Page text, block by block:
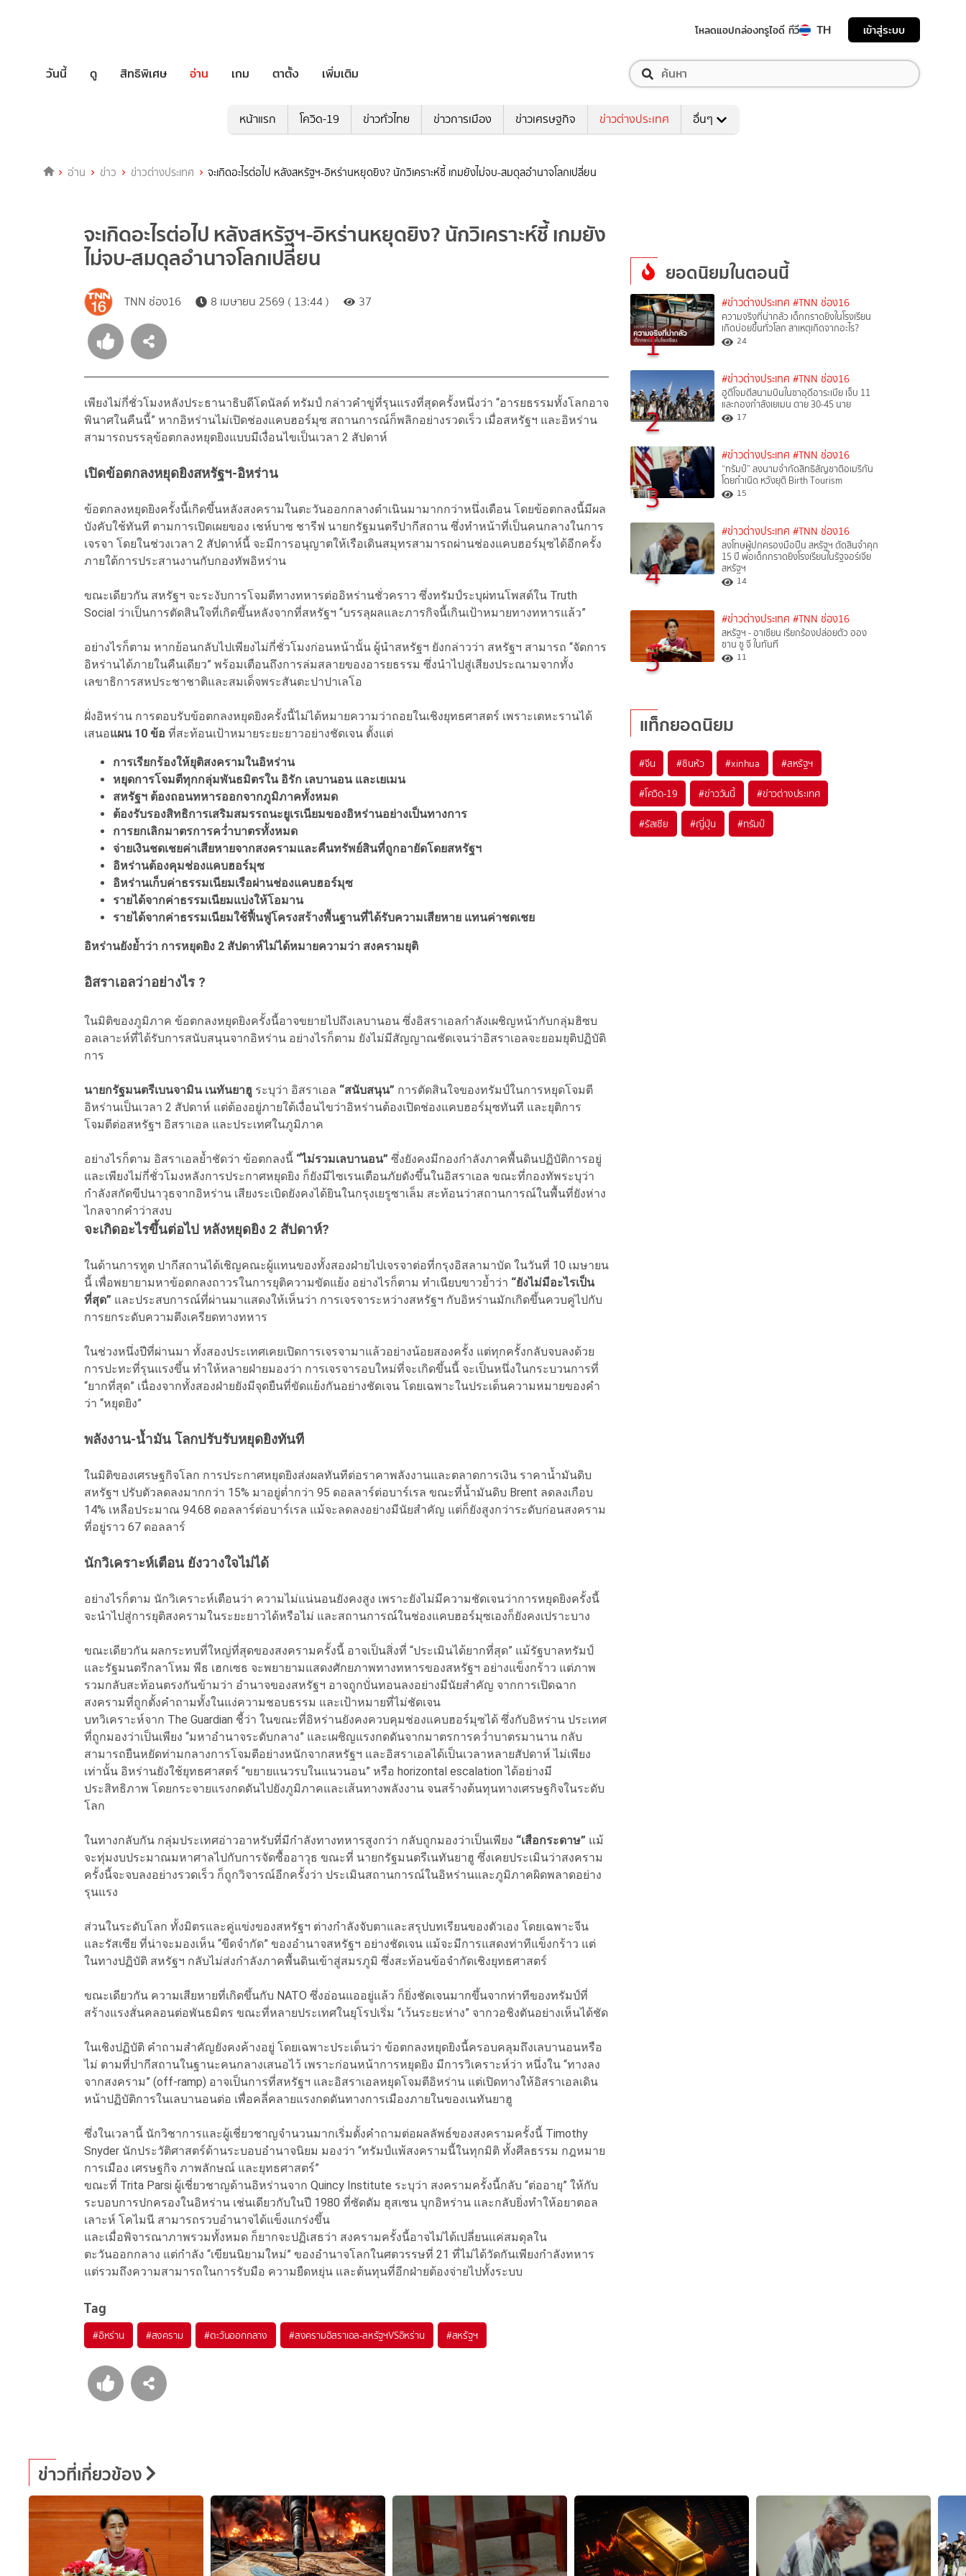
โหลดแอปกล่องทรูไอดี ทีวี TH เข้าสู่ระบบ
วันนี้ ดู สิทธิพิเศษ อ่าน เกม ตาตั้ง เพิ่มเติม
หน้าแรก โควิด-19 ข่าวทั่วไทย ข่าวการเมือง ข่าวเศรษฐกิจ ข่าวต่างประเทศ อื่นๆ
อ่าน ข่าว ข่าวต่างประเทศ จะเกิดอะไรต่อไป หลังสหรัฐฯ-อิหร่านหยุดยิง? นักวิเคราะห์ชี้ เกมยังไม่จบ-สมดุลอำนาจโลกเปลี่ยน
จะเกิดอะไรต่อไป หลังสหรัฐฯ-อิหร่านหยุดยิง? นักวิเคราะห์ชี้ เกมยัง
ไม่จบ-สมดุลอำนาจโลกเปลี่ยน
TNN ช่อง16 8 เมษายน 2569 ( 13:44 ) 37
เพียงไม่กี่ชั่วโมงหลังประธานาธิบดีโดนัลด์ ทรัมป์ กล่าวคำขู่ที่รุนแรงที่สุดครั้งหนึ่งว่า “อารยธรรมทั้งโลกอาจ
พินาศในคืนนี้” หากอิหร่านไม่เปิดช่องแคบฮอร์มุซ สถานการณ์ก็พลิกอย่างรวดเร็ว เมื่อสหรัฐฯ และอิหร่าน
สามารถบรรลุข้อตกลงหยุดยิงแบบมีเงื่อนไขเป็นเวลา 2 สัปดาห์
เปิดข้อตกลงหยุดยิงสหรัฐฯ-อิหร่าน
ข้อตกลงหยุดยิงครั้งนี้เกิดขึ้นหลังสงครามในตะวันออกกลางดำเนินมามากกว่าหนึ่งเดือน โดยข้อตกลงนี้มีผล
บังคับใช้ทันที ตามการเปิดเผยของ เชห์บาซ ชารีฟ นายกรัฐมนตรีปากีสถาน ซึ่งทำหน้าที่เป็นคนกลางในการ
เจรจา โดยในช่วงเวลา 2 สัปดาห์นี้ จะมีการอนุญาตให้เรือเดินสมุทรสามารถผ่านช่องแคบฮอร์มุซได้อีกครั้ง
ภายใต้การประสานงานกับกองทัพอิหร่าน
ขณะเดียวกัน สหรัฐฯ จะระงับการโจมตีทางทหารต่ออิหร่านชั่วคราว ซึ่งทรัมป์ระบุผ่ทนโพสต์ใน Truth
Social ว่าเป็นการตัดสินใจที่เกิดขึ้นหลังจากที่สหรัฐฯ “บรรลุผลและภารกิจนี้เกินเป้าหมายทางทหารแล้ว”
อย่างไรก็ตาม หากย้อนกลับไปเพียงไม่กี่ชั่วโมงก่อนหน้านั้น ผู้นำสหรัฐฯ ยังกล่าวว่า สหรัฐฯ สามารถ “จัดการ
อิหร่านได้ภายในคืนเดียว” พร้อมเตือนถึงการล่มสลายของอารยธรรม ซึ่งนำไปสู่เสียงประณามจากทั้ง
เลขาธิการสหประชาชาติและสมเด็จพระสันตะปาปาเลโอ
ฝั่งอิหร่าน การตอบรับข้อตกลงหยุดยิงครั้งนี้ไม่ได้หมายความว่าถอยในเชิงยุทธศาสตร์ เพราะเตหะรานได้
เสนอแผน 10 ข้อ ที่สะท้อนเป้าหมายระยะยาวอย่างชัดเจน ตั้งแต่
การเรียกร้องให้ยุติสงครามในอิหร่าน
หยุดการโจมตีทุกกลุ่มพันธมิตรใน อิรัก เลบานอน และเยเมน
สหรัฐฯ ต้องถอนทหารออกจากภูมิภาคทั้งหมด
ต้องรับรองสิทธิการเสริมสมรรถนะยูเรเนียมของอิหร่านอย่างเป็นทางการ
การยกเลิกมาตรการคว่ำบาตรทั้งหมด
จ่ายเงินชดเชยค่าเสียหายจากสงครามและคืนทรัพย์สินที่ถูกอายัดโดยสหรัฐฯ
อิหร่านต้องคุมช่องแคบฮอร์มุซ
อิหร่านเก็บค่าธรรมเนียมเรือผ่านช่องแคบฮอร์มุซ
รายได้จากค่าธรรมเนียมแบ่งให้โอมาน
รายได้จากค่าธรรมเนียมใช้ฟื้นฟูโครงสร้างพื้นฐานที่ได้รับความเสียหาย แทนค่าชดเชย
อิหร่านยังย้ำว่า การหยุดยิง 2 สัปดาห์ไม่ได้หมายความว่า สงครามยุติ
อิสราเอลว่าอย่างไร ?
ในมิติของภูมิภาค ข้อตกลงหยุดยิงครั้งนี้อาจขยายไปถึงเลบานอน ซึ่งอิสราเอลกำลังเผชิญหน้ากับกลุ่มฮิซบ
อลเลาะห์ที่ได้รับการสนับสนุนจากอิหร่าน อย่างไรก็ตาม ยังไม่มีสัญญาณชัดเจนว่าอิสราเอลจะยอมยุติปฏิบัติ
การ
นายกรัฐมนตรีเบนจามิน เนทันยาฮู ระบุว่า อิสราเอล “สนับสนุน” การตัดสินใจของทรัมป์ในการหยุดโจมตี
อิหร่านเป็นเวลา 2 สัปดาห์ แต่ต้องอยู่ภายใต้เงื่อนไขว่าอิหร่านต้องเปิดช่องแคบฮอร์มุซทันที และยุติการ
โจมตีต่อสหรัฐฯ อิสราเอล และประเทศในภูมิภาค
อย่างไรก็ตาม อิสราเอลย้ำชัดว่า ข้อตกลงนี้ “ไม่รวมเลบานอน” ซึ่งยังคงมีกองกำลังภาคพื้นดินปฏิบัติการอยู่
และเพียงไม่กี่ชั่วโมงหลังการประกาศหยุดยิง ก็ยังมีไซเรนเตือนภัยดังขึ้นในอิสราเอล ขณะที่กองทัพระบุว่า
กำลังสกัดขีปนาวุธจากอิหร่าน เสียงระเบิดยังคงได้ยินในกรุงเยรูซาเล็ม สะท้อนว่าสถานการณ์ในพื้นที่ยังห่าง
ไกลจากคำว่าสงบ
จะเกิดอะไรขึ้นต่อไป หลังหยุดยิง 2 สัปดาห์?
ในด้านการทูต ปากีสถานได้เชิญคณะผู้แทนของทั้งสองฝ่ายไปเจรจาต่อที่กรุงอิสลามาบัด ในวันที่ 10 เมษายน
นี้ เพื่อพยายามหาข้อตกลงถาวรในการยุติความขัดแย้ง อย่างไรก็ตาม ทำเนียบขาวย้ำว่า “ยังไม่มีอะไรเป็น
ที่สุด” และประสบการณ์ที่ผ่านมาแสดงให้เห็นว่า การเจรจาระหว่างสหรัฐฯ กับอิหร่านมักเกิดขึ้นควบคู่ไปกับ
การยกระดับความตึงเครียดทางทหาร
ในช่วงหนึ่งปีที่ผ่านมา ทั้งสองประเทศเคยเปิดการเจรจามาแล้วอย่างน้อยสองครั้ง แต่ทุกครั้งกลับจบลงด้วย
การปะทะที่รุนแรงขึ้น ทำให้หลายฝ่ายมองว่า การเจรจารอบใหม่ที่จะเกิดขึ้นนี้ จะเป็นหนึ่งในกระบวนการที่
“ยากที่สุด” เนื่องจากทั้งสองฝ่ายยังมีจุดยืนที่ขัดแย้งกันอย่างชัดเจน โดยเฉพาะในประเด็นความหมายของคำ
ว่า “หยุดยิง”
พลังงาน-น้ำมัน โลกปรับรับหยุดยิงทันที
ในมิติของเศรษฐกิจโลก การประกาศหยุดยิงส่งผลทันทีต่อราคาพลังงานและตลาดการเงิน ราคาน้ำมันดิบ
สหรัฐฯ ปรับตัวลดลงมากกว่า 15% มาอยู่ต่ำกว่า 95 ดอลลาร์ต่อบาร์เรล ขณะที่น้ำมันดิบ Brent ลดลงเกือบ
14% เหลือประมาณ 94.68 ดอลลาร์ต่อบาร์เรล แม้จะลดลงอย่างมีนัยสำคัญ แต่ก็ยังสูงกว่าระดับก่อนสงคราม
ที่อยู่ราว 67 ดอลลาร์
นักวิเคราะห์เตือน ยังวางใจไม่ได้
อย่างไรก็ตาม นักวิเคราะห์เตือนว่า ความไม่แน่นอนยังคงสูง เพราะยังไม่มีความชัดเจนว่าการหยุดยิงครั้งนี้
จะนำไปสู่การยุติสงครามในระยะยาวได้หรือไม่ และสถานการณ์ในช่องแคบฮอร์มุซเองก็ยังคงเปราะบาง
ขณะเดียวกัน ผลกระทบที่ใหญ่ที่สุดของสงครามครั้งนี้ อาจเป็นสิ่งที่ “ประเมินได้ยากที่สุด” แม้รัฐบาลทรัมป์
และรัฐมนตรีกลาโหม พีธ เฮกเซธ จะพยายามแสดงศักยภาพทางทหารของสหรัฐฯ อย่างแข็งกร้าว แต่ภาพ
รวมกลับสะท้อนตรงกันข้ามว่า อำนาจของสหรัฐฯ อาจถูกบั่นทอนลงอย่างมีนัยสำคัญ จากการเปิดฉาก
สงครามที่ถูกตั้งคำถามทั้งในแง่ความชอบธรรม และเป้าหมายที่ไม่ชัดเจน
บทวิเคราะห์จาก The Guardian ชี้ว่า ในขณะที่อิหร่านยังคงควบคุมช่องแคบฮอร์มุซได้ ซึ่งกับอิหร่าน ประเทศ
ที่ถูกมองว่าเป็นเพียง “มหาอำนาจระดับกลาง” และเผชิญแรงกดดันจากมาตรการคว่ำบาตรมานาน กลับ
สามารถยืนหยัดท่ามกลางการโจมตีอย่างหนักจากสหรัฐฯ และอิสราเอลได้เป็นเวลาหลายสัปดาห์ ไม่เพียง
เท่านั้น อิหร่านยังใช้ยุทธศาสตร์ “ขยายแนวรบในแนวนอน” หรือ horizontal escalation ได้อย่างมี
ประสิทธิภาพ โดยกระจายแรงกดดันไปยังภูมิภาคและเส้นทางพลังงาน จนสร้างต้นทุนทางเศรษฐกิจในระดับ
โลก
ในทางกลับกัน กลุ่มประเทศอ่าวอาหรับที่มีกำลังทางทหารสูงกว่า กลับถูกมองว่าเป็นเพียง “เสือกระดาษ” แม้
จะทุ่มงบประมาณมหาศาลไปกับการจัดซื้ออาวุธ ขณะที่ นายกรัฐมนตรีเนทันยาฮู ซึ่งเคยประเมินว่าสงคราม
ครั้งนี้จะจบลงอย่างรวดเร็ว ก็ถูกวิจารณ์อีกครั้งว่า ประเมินสถานการณ์ในอิหร่านและภูมิภาคผิดพลาดอย่าง
รุนแรง
ส่วนในระดับโลก ทั้งมิตรและคู่แข่งของสหรัฐฯ ต่างกำลังจับตาและสรุปบทเรียนของตัวเอง โดยเฉพาะจีน
และรัสเซีย ที่น่าจะมองเห็น “ขีดจำกัด” ของอำนาจสหรัฐฯ อย่างชัดเจน แม้จะมีการแสดงท่าทีแข็งกร้าว แต่
ในทางปฏิบัติ สหรัฐฯ กลับไม่ส่งกำลังภาคพื้นดินเข้าสู่สมรภูมิ ซึ่งสะท้อนข้อจำกัดเชิงยุทธศาสตร์
ขณะเดียวกัน ความเสียหายที่เกิดขึ้นกับ NATO ซึ่งอ่อนแออยู่แล้ว ก็ยิ่งชัดเจนมากขึ้นจากท่าทีของทรัมป์ที่
สร้างแรงสั่นคลอนต่อพันธมิตร ขณะที่หลายประเทศในยุโรปเริ่ม “เว้นระยะห่าง” จากวอชิงตันอย่างเห็นได้ชัด
ในเชิงปฏิบัติ คำถามสำคัญยังคงค้างอยู่ โดยเฉพาะประเด็นว่า ข้อตกลงหยุดยิงนี้ครอบคลุมถึงเลบานอนหรือ
ไม่ ตามที่ปากีสถานในฐานะคนกลางเสนอไว้ เพราะก่อนหน้าการหยุดยิง มีการวิเคราะห์ว่า หนึ่งใน “ทางลง
จากสงคราม” (off-ramp) อาจเป็นการที่สหรัฐฯ และอิสราเอลหยุดโจมตีอิหร่าน แต่เปิดทางให้อิสราเอลเดิน
หน้าปฏิบัติการในเลบานอนต่อ เพื่อคลี่คลายแรงกดดันทางการเมืองภายในของเนทันยาฮู
ซึ่งในเวลานี้ นักวิชาการและผู้เชี่ยวชาญจำนวนมากเริ่มตั้งคำถามต่อผลลัพธ์ของสงครามครั้งนี้ Timothy
Snyder นักประวัติศาสตร์ด้านระบอบอำนาจนิยม มองว่า “ทรัมป์แพ้สงครามนี้ในทุกมิติ ทั้งศีลธรรม กฎหมาย
การเมือง เศรษฐกิจ ภาพลักษณ์ และยุทธศาสตร์”
ขณะที่ Trita Parsi ผู้เชี่ยวชาญด้านอิหร่านจาก Quincy Institute ระบุว่า สงครามครั้งนี้กลับ “ต่ออายุ” ให้กับ
ระบอบการปกครองในอิหร่าน เช่นเดียวกับในปี 1980 ที่ซัดดัม ฮุสเซน บุกอิหร่าน และกลับยิ่งทำให้อยาตอล
เลาะห์ โคไมนี สามารถรวบอำนาจได้แข็งแกร่งขึ้น
และเมื่อพิจารณาภาพรวมทั้งหมด ก็ยากจะปฏิเสธว่า สงครามครั้งนี้อาจไม่ได้เปลี่ยนแค่สมดุลใน
ตะวันออกกลาง แต่กำลัง “เขียนนิยามใหม่” ของอำนาจโลกในศตวรรษที่ 21 ที่ไม่ได้วัดกันเพียงกำลังทหาร
แต่รวมถึงความสามารถในการรับมือ ความยืดหยุ่น และต้นทุนที่อีกฝ่ายต้องจ่ายไปทั้งระบบ
Tag
#อิหร่าน #สงคราม #ตะวันออกกลาง #สงครามอิสราเอล-สหรัฐฯVSอิหร่าน #สหรัฐฯ
ยอดนิยมในตอนนี้
1
#ข่าวต่างประเทศ #TNN ช่อง16
ความจริงที่น่ากลัว เด็กกราดยิงในโรงเรียน
เกิดบ่อยขึ้นทั่วโลก สาเหตุเกิดจากอะไร?
24
2
#ข่าวต่างประเทศ #TNN ช่อง16
ฮูตีโจมตีสนามบินในซาอุดีอาระเบีย เจ็บ 11
และกองกำลังเยเมน ตาย 30-45 นาย
17
3
#ข่าวต่างประเทศ #TNN ช่อง16
“ทรัมป์” ลงนามจำกัดสิทธิสัญชาติอเมริกัน
โดยกำเนิด หวังยุติ Birth Tourism
15
4
#ข่าวต่างประเทศ #TNN ช่อง16
ลงโทษผู้ปกครองมือปืน สหรัฐฯ ตัดสินจำคุก
15 ปี พ่อเด็กกราดยิงโรงเรียนในรัฐจอร์เจีย
สหรัฐฯ
14
5
#ข่าวต่างประเทศ #TNN ช่อง16
สหรัฐฯ - อาเซียน เรียกร้องปล่อยตัว ออง
ซาน ซู จี ในทันที
11
แท็กยอดนิยม
#จีน #ซินหัว #xinhua #สหรัฐฯ
#โควิด-19 #ข่าววันนี้ #ข่าวต่างประเทศ
#รัสเซีย #ญี่ปุ่น #ทรัมป์
ข่าวที่เกี่ยวข้อง